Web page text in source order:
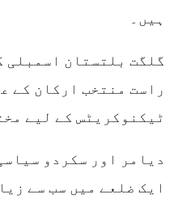
ہیں۔
ٹیکنوکریٹس کے لیے
دیامر اور سکردو